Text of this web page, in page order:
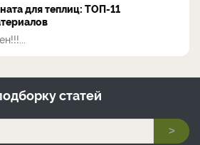
для теплиц: ТОП-11
статей
>